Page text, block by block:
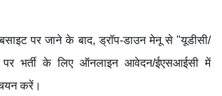
पर जाने के बाद, ड्रॉप-डाउन मेनू से "यूडीसी/
भर्ती के लिए ऑनलाइन आवेदन/ईएसआईसी में
करें।